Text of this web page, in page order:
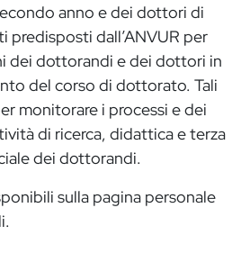
anno e dei dottori di
predisposti dall’ANVUR per
dei dottorandi e dei dottori in
del corso di dottorato. Tali
monitorare i processi e dei
di ricerca, didattica e terza
dei dottorandi.
sulla pagina personale